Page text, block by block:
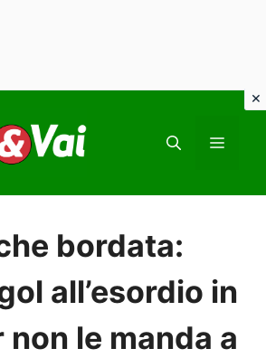
bordata:
all’esordio in
non le manda a